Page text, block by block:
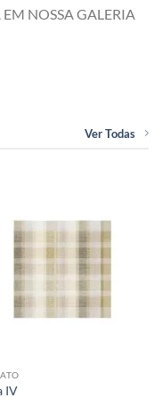
NOSSA GALERIA
Ver Todas
IV